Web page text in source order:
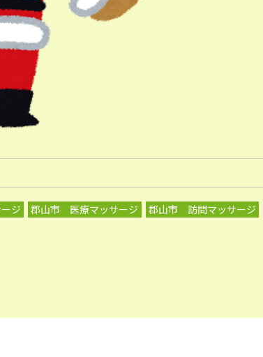
ジ 郡山市 医療マッサージ
郡山市 訪問マッサージ